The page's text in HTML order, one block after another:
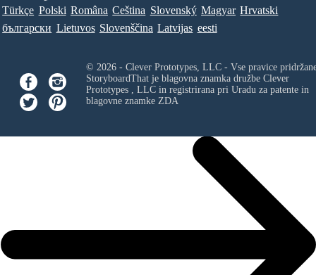
Türkçe Polski Româna Ceština Slovenský Magyar Hrvatski
български Lietuvos Slovenščina Latvijas eesti
© 2026 - Clever Prototypes, LLC - Vse pravice
StoryboardThat je blagovna znamka družbe Clever
Prototypes , LLCin registrirana pri Uradu za patente in
blagovne znamke ZDA